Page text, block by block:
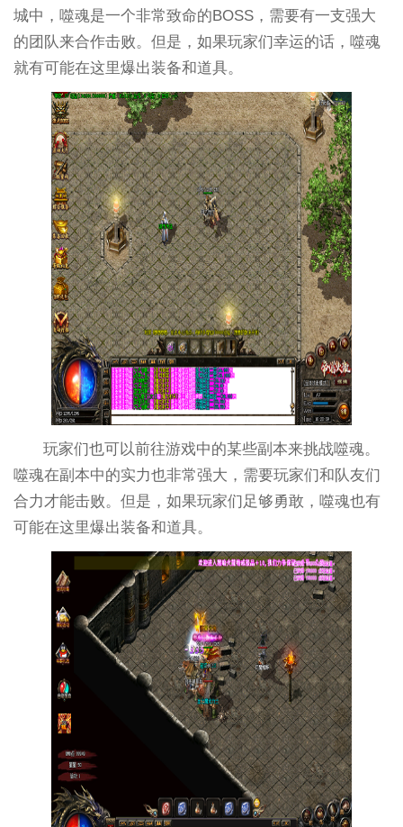
城中，噬魂是一个非常致命的BOSS，需要有一支强大
的团队来合作击败。但是，如果玩家们幸运的话，噬魂
就有可能在这里爆出装备和道具。
玩家们也可以前往游戏中的某些副本来挑战噬魂。
噬魂在副本中的实力也非常强大，需要玩家们和队友们
合力才能击败。但是，如果玩家们足够勇敢，噬魂也有
可能在这里爆出装备和道具。